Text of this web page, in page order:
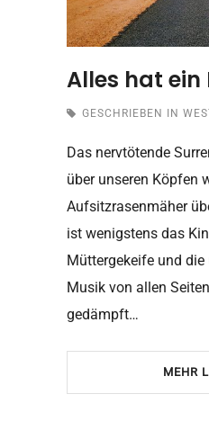
Alles hat
GESCHRIEBEN IN
Das nervtötende
über unseren Köpfen
Aufsitzrasenmäher
ist wenigstens das
Müttergekeife und
Musik von allen
gedämpft…
MEHR